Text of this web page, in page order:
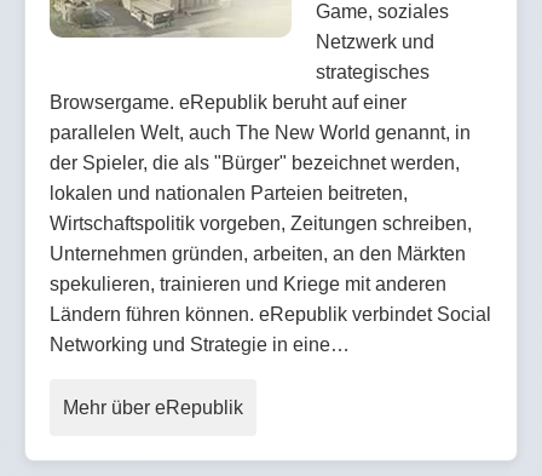
Game, soziales
Netzwerk und
strategisches
Browsergame. eRepublik beruht auf einer
parallelen Welt, auch The New World genannt, in
der Spieler, die als "Bürger" bezeichnet werden,
lokalen und nationalen Parteien beitreten,
Wirtschaftspolitik vorgeben, Zeitungen schreiben,
Unternehmen gründen, arbeiten, an den Märkten
spekulieren, trainieren und Kriege mit anderen
Ländern führen können. eRepublik verbindet Social
Networking und Strategie in eine…
Mehr über eRepublik